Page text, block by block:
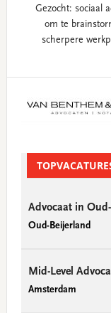
Gezocht: sociaal
om te
scherpere
Sidebar
Advocaat in
Oud-Beijerland
Mid-Level
Amsterdam